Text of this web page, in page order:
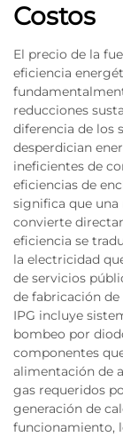
Costos
El precio de la
eficiencia
reducciones
diferencia de los
desperdician
ineficientes de
eficiencias de
significa que
convierte
eficiencia se
la electricidad
de servicios
de fabricación
IPG incluye
bombeo por
componentes
alimentación de
gas requeridos
generación de
funcionamiento,